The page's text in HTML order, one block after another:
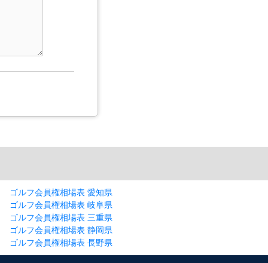
ゴルフ会員権相場表 愛知県
ゴルフ会員権相場表 岐阜県
ゴルフ会員権相場表 三重県
ゴルフ会員権相場表 静岡県
ゴルフ会員権相場表 長野県